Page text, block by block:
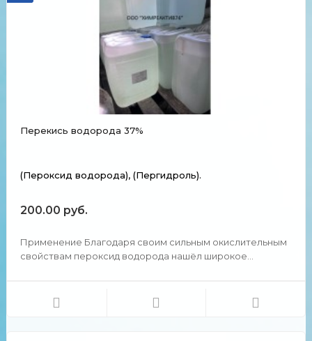
Перекись водорода 37%
(Пероксид водорода), (Пергидроль).
200.00 руб.
Применение Благодаря своим сильным окислительным
свойствам пероксид водорода нашёл широкое
текстильном производстве и при изготовлении бумаги.